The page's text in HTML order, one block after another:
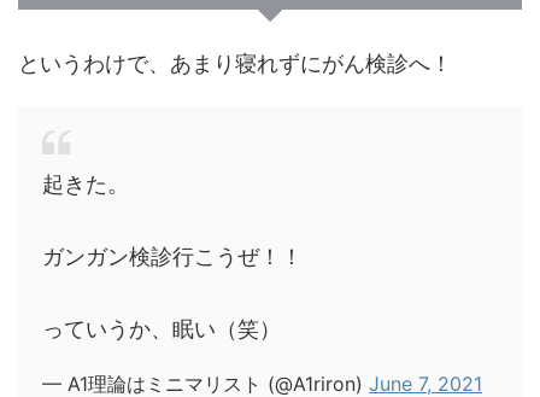
というわけで、あまり寝れずにがん検診へ！
起きた。
ガンガン検診行こうぜ！！
っていうか、眠い（笑）
— A1理論はミニマリスト (@A1riron) June 7, 2021